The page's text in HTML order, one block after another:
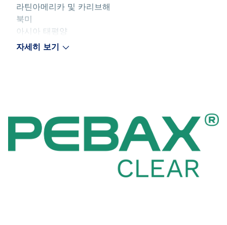
라틴아메리카 및 카리브해
북미
아시아 태평양
유럽
자세히 보기